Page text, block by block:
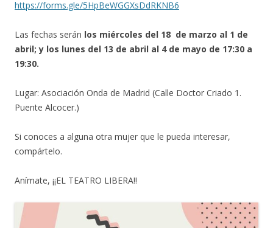
https://forms.gle/5HpBeWGGXsDdRKNB6
Las fechas serán los miércoles del 18 de marzo al 1 de
abril; y los lunes del 13 de abril al 4 de mayo de 17:30 a
19:30.
Lugar: Asociación Onda de Madrid (Calle Doctor Criado 1.
Puente Alcocer.)
Si conoces a alguna otra mujer que le pueda interesar,
compártelo.
Anímate, ¡¡EL TEATRO LIBERA!!